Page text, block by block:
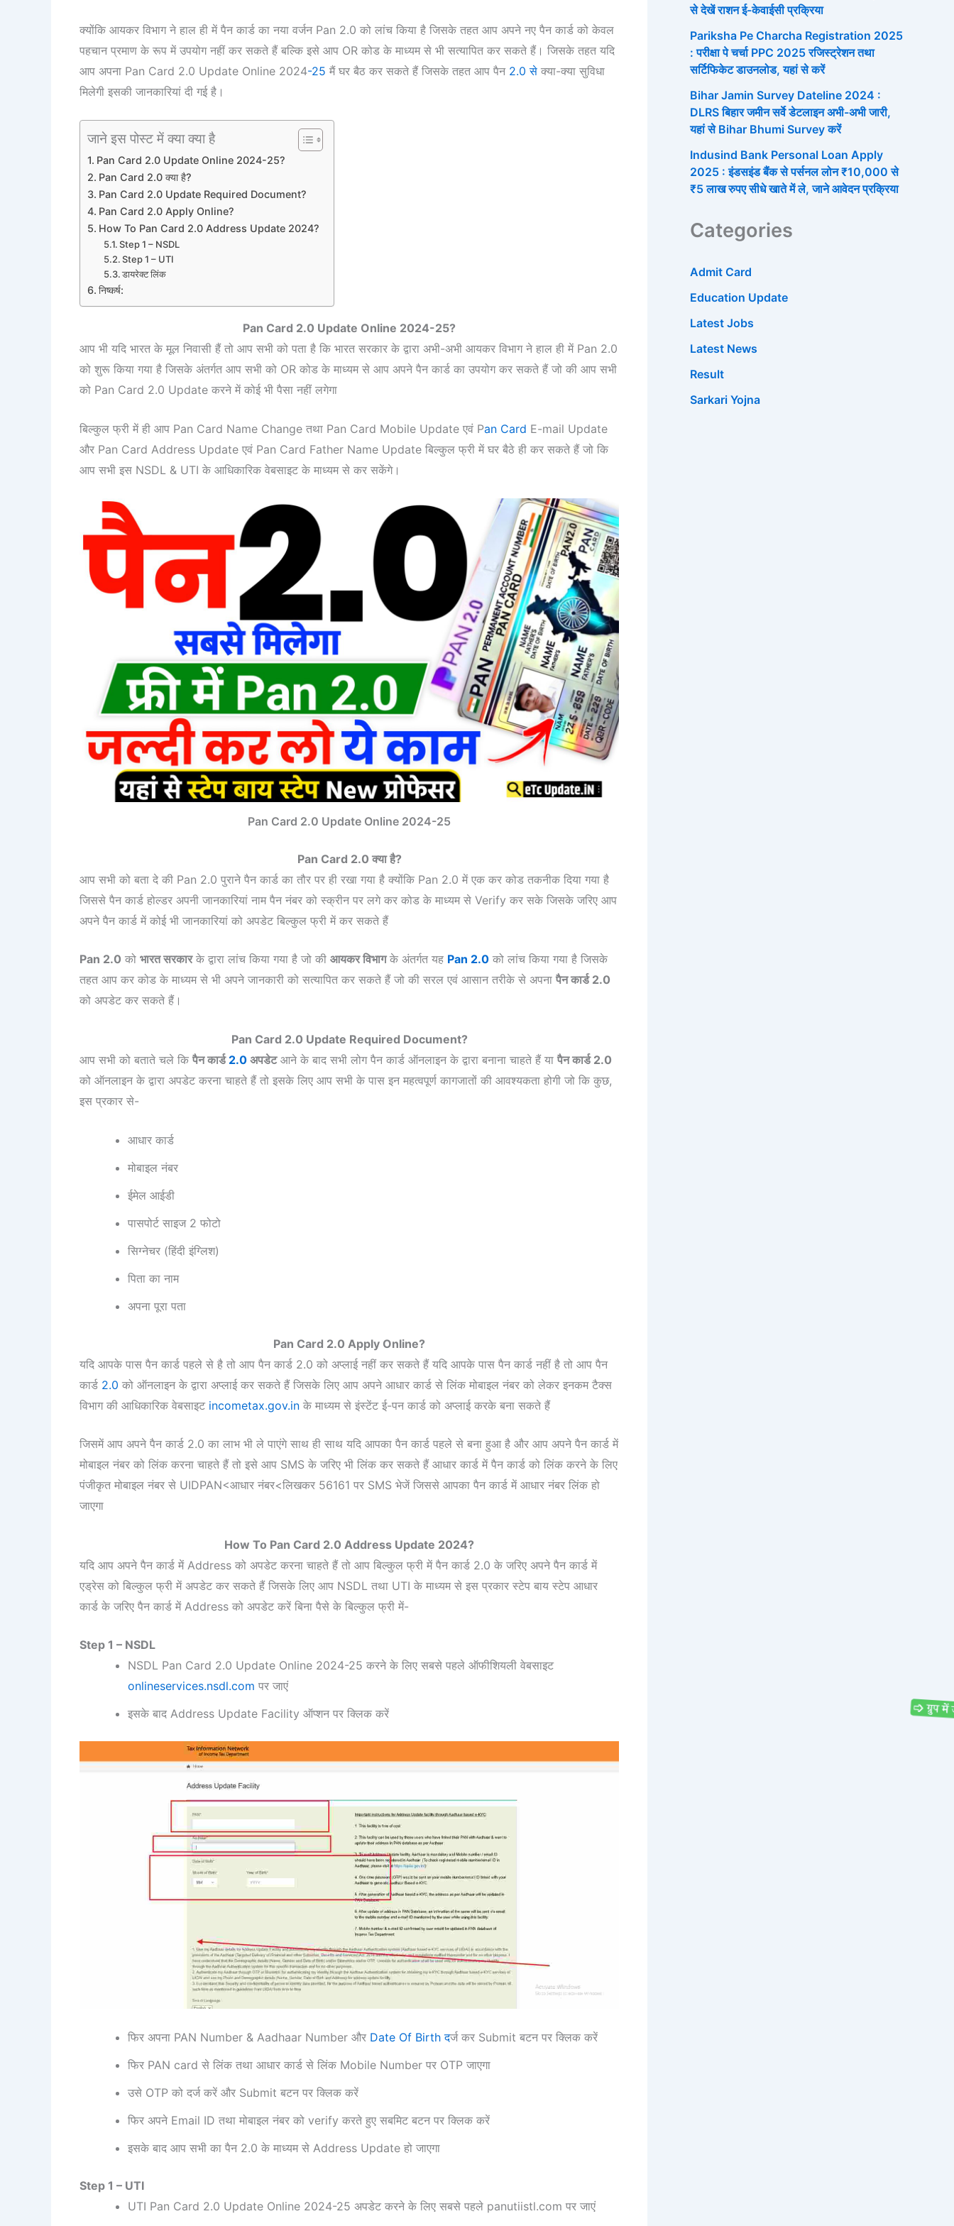
क्योंकि आयकर विभाग ने हाल ही में पैन कार्ड का नया वर्जन Pan 2.0 को लांच किया है जिसके तहत आप अपने नए पैन कार्ड को केवल
पहचान प्रमाण के रूप में उपयोग नहीं कर सकते हैं बल्कि इसे आप OR कोड के माध्यम से भी सत्यापित कर सकते हैं। जिसके तहत यदि
आप अपना Pan Card 2.0 Update Online 2024-25 मैं घर बैठ कर सकते हैं जिसके तहत आप पैन2.0 से क्या-क्या सुविधा
मिलेगी इसकी जानकारियां दी गई है।
जाने इस पोस्ट में क्या क्या है
Pan Card 2.0 Update Online 2024-25?
Pan Card 2.0 क्या है?
Pan Card 2.0 Update Required Document?
Pan Card 2.0 Apply Online?
How To Pan Card 2.0 Address Update 2024?
Step 1 – NSDL
Step 1 – UTI
डायरेक्ट लिंक
निष्कर्ष:
Pan Card 2.0 Update Online 2024-25?
आप भी यदि भारत के मूल निवासी हैं तो आप सभी को पता है कि भारत सरकार के द्वारा अभी-अभी आयकर विभाग ने हाल ही में Pan 2.0
को शुरू किया गया है जिसके अंतर्गत आप सभी को OR कोड के माध्यम से आप अपने पैन कार्ड का उपयोग कर सकते हैं जो की आप सभी
को Pan Card 2.0 Update करने में कोई भी पैसा नहीं लगेगा
बिल्कुल फ्री में ही आप Pan Card Name Change तथा Pan Card Mobile Update एवं Pan Card E-mail Update
और Pan Card Address Update एवं Pan Card Father Name Update बिल्कुल फ्री में घर बैठे ही कर सकते हैं जो कि
आप सभी इस NSDL & UTI के आधिकारिक वेबसाइट के माध्यम से कर सकेंगे।
Pan Card 2.0 Update Online 2024-25
Pan Card 2.0 क्या है?
आप सभी को बता दे की Pan 2.0 पुराने पैन कार्ड का तौर पर ही रखा गया है क्योंकि Pan 2.0 में एक कर कोड तकनीक दिया गया है
जिससे पैन कार्ड होल्डर अपनी जानकारियां नाम पैन नंबर को स्क्रीन पर लगे कर कोड के माध्यम से Verify कर सके जिसके जरिए आप
अपने पैन कार्ड में कोई भी जानकारियां को अपडेट बिल्कुल फ्री में कर सकते हैं
Pan 2.0 को भारत सरकारके द्वारा लांच किया गया है जो की आयकर विभागके अंतर्गत यह Pan 2.0 को लांच किया गया है जिसके
तहत आप कर कोड के माध्यम से भी अपने जानकारी को सत्यापित कर सकते हैं जो की सरल एवं आसान तरीके से अपना पैन कार्ड 2.0
को अपडेट कर सकते हैं।
Pan Card 2.0 Update Required Document?
आप सभी को बताते चले कि पैन कार्ड2.0 अपडेटआने के बाद सभी लोग पैन कार्ड ऑनलाइन के द्वारा बनाना चाहते हैं या पैन कार्ड 2.0
को ऑनलाइन के द्वारा अपडेट करना चाहते हैं तो इसके लिए आप सभी के पास इन महत्वपूर्ण कागजातों की आवश्यकता होगी जो कि कुछ,
इस प्रकार से-
आधार कार्ड
मोबाइल नंबर
ईमेल आईडी
पासपोर्ट साइज 2 फोटो
सिग्नेचर (हिंदी इंग्लिश)
पिता का नाम
अपना पूरा पता
Pan Card 2.0 Apply Online?
यदि आपके पास पैन कार्ड पहले से है तो आप पैन कार्ड 2.0 को अप्लाई नहीं कर सकते हैं यदि आपके पास पैन कार्ड नहीं है तो आप पैन
कार्ड 2.0 को ऑनलाइन के द्वारा अप्लाई कर सकते हैं जिसके लिए आप अपने आधार कार्ड से लिंक मोबाइल नंबर को लेकर इनकम टैक्स
विभाग की आधिकारिक वेबसाइट incometax.gov.in के माध्यम से इंस्टेंट ई-पन कार्ड को अप्लाई करके बना सकते हैं
जिसमें आप अपने पैन कार्ड 2.0 का लाभ भी ले पाएंगे साथ ही साथ यदि आपका पैन कार्ड पहले से बना हुआ है और आप अपने पैन कार्ड में
मोबाइल नंबर को लिंक करना चाहते हैं तो इसे आप SMS के जरिए भी लिंक कर सकते हैं आधार कार्ड में पैन कार्ड को लिंक करने के लिए
पंजीकृत मोबाइल नंबर से UIDPAN<आधार नंबर<लिखकर 56161 पर SMS भेजें जिससे आपका पैन कार्ड में आधार नंबर लिंक हो
जाएगा
How To Pan Card 2.0 Address Update 2024?
यदि आप अपने पैन कार्ड में Address को अपडेट करना चाहते हैं तो आप बिल्कुल फ्री में पैन कार्ड 2.0 के जरिए अपने पैन कार्ड में
एड्रेस को बिल्कुल फ्री में अपडेट कर सकते हैं जिसके लिए आप NSDL तथा UTI के माध्यम से इस प्रकार स्टेप बाय स्टेप आधार
कार्ड के जरिए पैन कार्ड में Address को अपडेट करें बिना पैसे के बिल्कुल फ्री में-
Step 1 – NSDL
NSDL Pan Card 2.0 Update Online 2024-25 करने के लिए सबसे पहले ऑफीशियली वेबसाइट
onlineservices.nsdl.com पर जाएं
इसके बाद Address Update Facility ऑप्शन पर क्लिक करें
फिर अपना PAN Number & Aadhaar Number और Date Of Birth दर्ज कर Submit बटन पर क्लिक करें
फिर PAN card से लिंक तथा आधार कार्ड से लिंक Mobile Number पर OTP जाएगा
उसे OTP को दर्ज करें और Submit बटन पर क्लिक करें
फिर अपने Email ID तथा मोबाइल नंबर को verify करते हुए सबमिट बटन पर क्लिक करें
इसके बाद आप सभी का पैन 2.0 के माध्यम से Address Update हो जाएगा
Step 1 – UTI
UTI Pan Card 2.0 Update Online 2024-25 अपडेट करने के लिए सबसे पहले panutiistl.com पर जाएं
से देखें राशन ई-केवाईसी प्रक्रिया
Pariksha Pe Charcha Registration 2025
: परीक्षा पे चर्चा PPC 2025 रजिस्ट्रेशन तथा
सर्टिफिकेट डाउनलोड, यहां से करें
Bihar Jamin Survey Dateline 2024 :
DLRS बिहार जमीन सर्वे डेटलाइन अभी-अभी जारी,
यहां से Bihar Bhumi Survey करें
Indusind Bank Personal Loan Apply
2025 : इंडसइंड बैंक से पर्सनल लोन ₹10,000 से
₹5 लाख रुपए सीधे खाते में ले, जाने आवेदन प्रक्रिया
Categories
Admit Card
Education Update
Latest Jobs
Latest News
Result
Sarkari Yojna